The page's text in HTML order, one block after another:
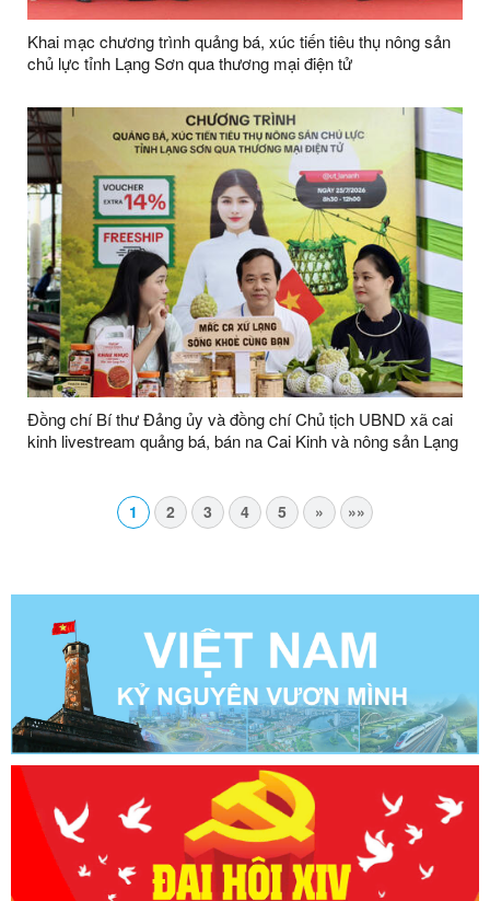
Khai mạc chương trình quảng bá, xúc tiến tiêu thụ nông sản
chủ lực tỉnh Lạng Sơn qua thương mại điện tử
Đồng chí Bí thư Đảng ủy và đồng chí Chủ tịch UBND xã cai
kinh livestream quảng bá, bán na Cai Kinh và nông sản Lạng
1 2 3 4 5 » »»